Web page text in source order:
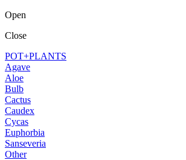
Open
Close
POT+PLANTS
Agave
Aloe
Bulb
Cactus
Caudex
Cycas
Euphorbia
Sanseveria
Other